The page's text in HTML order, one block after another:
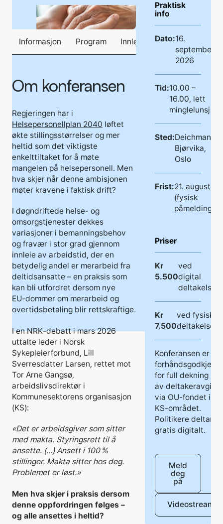
Praktisk
info
Dato:16.
september
2026
Tid:10.00 –
16.00, lett
minglelunsj
Sted:Deichman
Bjørvika,
Oslo
Frist:21. august
(fysisk
påmelding)
Priser
Kr
5.500
ved
digital
deltakelse
Kr
7.500
ved fysisk
deltakelse
Konferansen er
forhåndsgodkjent
for full dekning
av deltakeravgift
via OU-fondet i
KS-området.
Politikere deltar
gratis digitalt.
Meld
deg
på
Videostream
Informasjon Program Innledere Priser og
Om konferansen
Regjeringen har i
Helsepersonellplan 2040 løftet
økte stillingsstørrelser og mer
heltid som det viktigste
enkelttiltaket for å møte
mangelen på helsepersonell. Men
hva skjer når denne ambisjonen
møter kravene i faktisk drift?
I døgndriftede helse‑ og
omsorgstjenester dekkes
variasjoner i bemanningsbehov
og fravær i stor grad gjennom
innleie av arbeidstid, der en
betydelig andel er merarbeid fra
deltidsansatte – en praksis som
kan bli utfordret dersom nye
EU‑dommer om merarbeid og
overtidsbetaling blir rettskraftige.
I en NRK‑debatt i mars 2026
uttalte leder i Norsk
Sykepleierforbund, Lill
Sverresdatter Larsen, rettet mot
Tor Arne Gangsø,
arbeidslivsdirektør i
Kommunesektorens organisasjon
(KS):
«Det er arbeidsgiver som sitter
med makta. Styringsrett til å
ansette. (…) Ansett i 100 %
stillinger. Makta sitter hos deg.
Problemet er løst.»
Men hva skjer i praksis dersom
denne oppfordringen følges –
og alle ansettes i heltid?